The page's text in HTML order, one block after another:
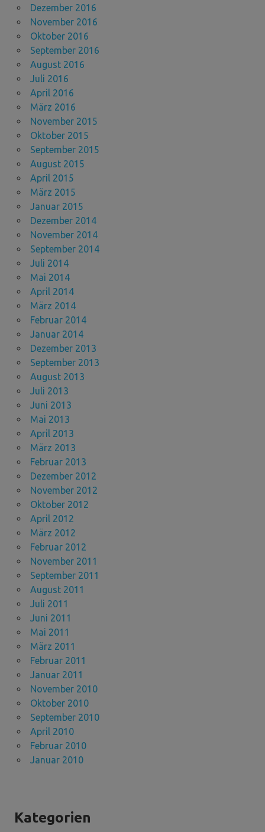
Dezember 2016
November 2016
Oktober 2016
September 2016
August 2016
Juli 2016
April 2016
März 2016
November 2015
Oktober 2015
September 2015
August 2015
April 2015
März 2015
Januar 2015
Dezember 2014
November 2014
September 2014
Juli 2014
Mai 2014
April 2014
März 2014
Februar 2014
Januar 2014
Dezember 2013
September 2013
August 2013
Juli 2013
Juni 2013
Mai 2013
April 2013
März 2013
Februar 2013
Dezember 2012
November 2012
Oktober 2012
April 2012
März 2012
Februar 2012
November 2011
September 2011
August 2011
Juli 2011
Juni 2011
Mai 2011
März 2011
Februar 2011
Januar 2011
November 2010
Oktober 2010
September 2010
April 2010
Februar 2010
Januar 2010
Kategorien